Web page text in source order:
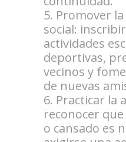
Promover
social:
actividades
deportivas,
vecinos y
de nuevas
Practicar la
reconocer
o cansado es